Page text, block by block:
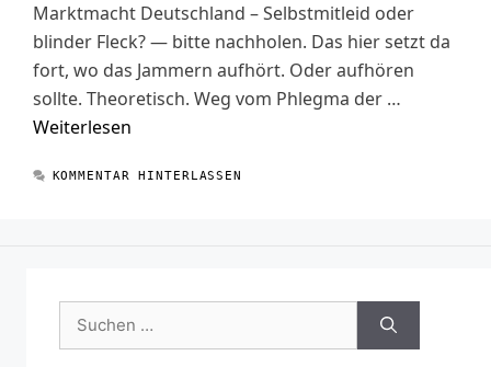
Marktmacht Deutschland – Selbstmitleid oder
blinder Fleck? — bitte nachholen. Das hier setzt da
fort, wo das Jammern aufhört. Oder aufhören
sollte. Theoretisch. Weg vom Phlegma der …
Weiterlesen
KOMMENTAR HINTERLASSEN
Suchen
nach: